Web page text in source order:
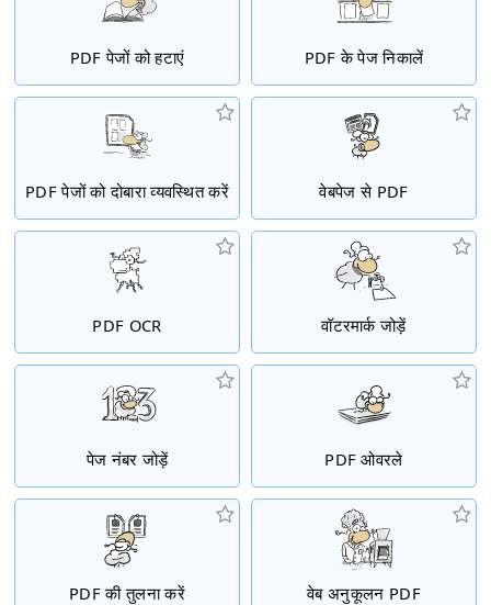
PDF पेजों को हटाएं PDF के पेज निकालें
PDF पेजों को दोबारा व्यवस्थित करें वेबपेज से PDF
PDF OCR वॉटरमार्क जोड़ें
पेज नंबर जोड़ें PDF ओवरले
PDF की तुलना करें वेब अनुकूलन PDF